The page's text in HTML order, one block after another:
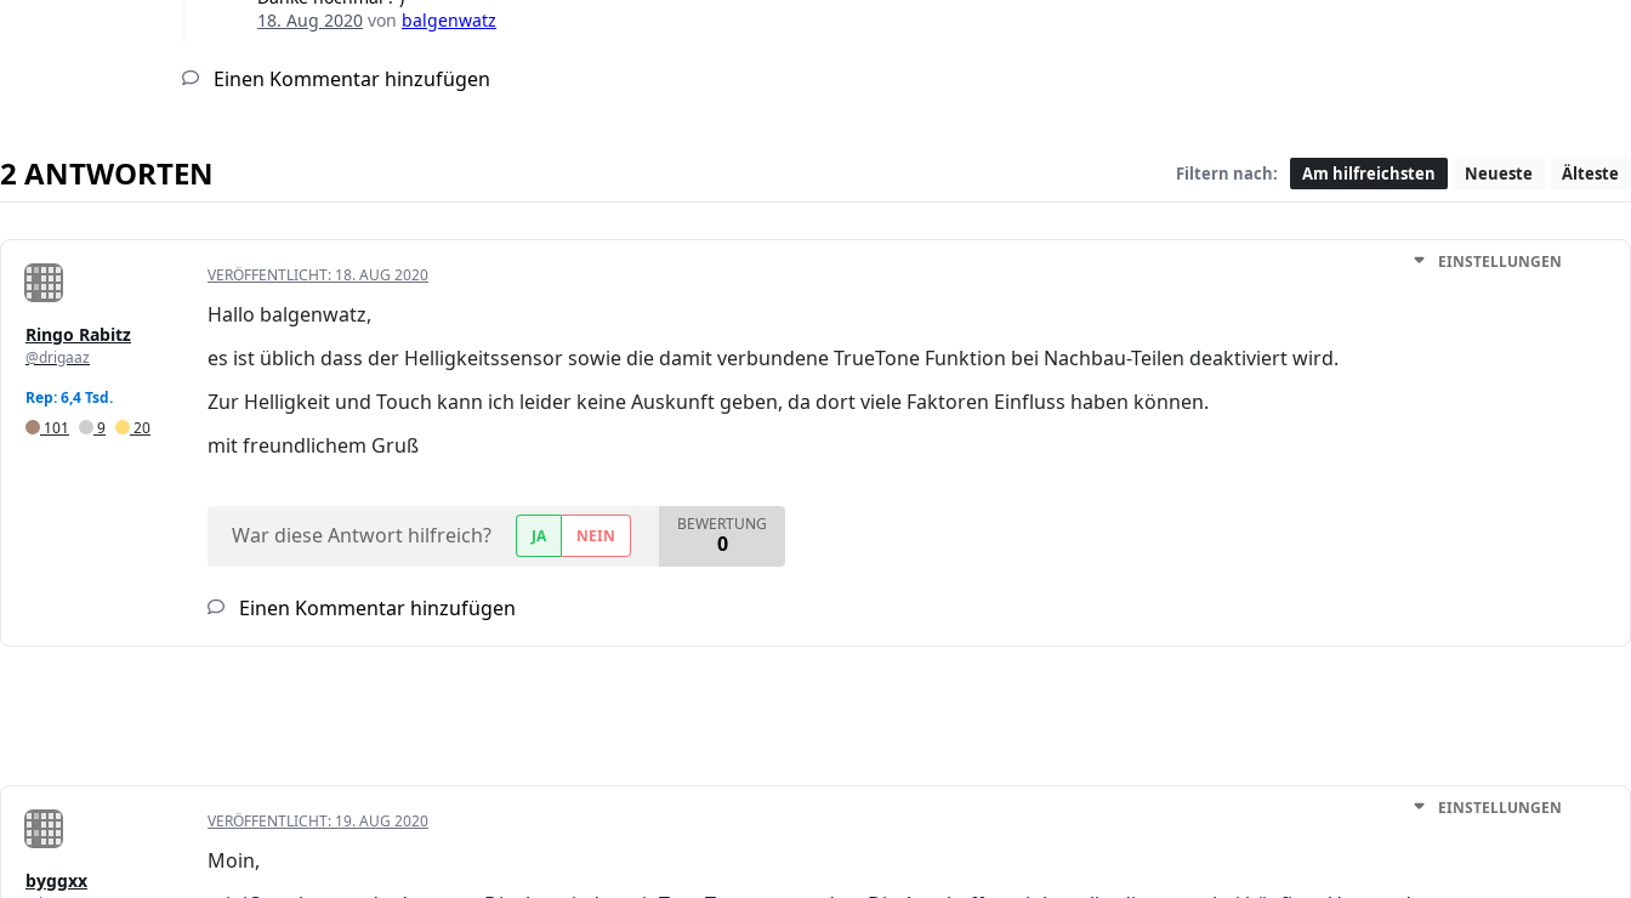
18. Aug 2020 von balgenwatz
Einen Kommentar hinzufügen
2 ANTWORTEN Filtern nach: Am hilfreichsten Neueste Älteste
Ringo Rabitz
@drigaaz
Rep: 6,4 Tsd.
101
9 20
VERÖFFENTLICHT: 18. AUG 2020
EINSTELLUNGEN
Hallo balgenwatz,
es ist üblich dass der Helligkeitssensor sowie die damit verbundene TrueTone Funktion bei Nachbau-Teilen deaktiviert wird.
Zur Helligkeit und Touch kann ich leider keine Auskunft geben, da dort viele Faktoren Einfluss haben können.
mit freundlichem Gruß
War diese Antwort hilfreich? JA NEIN
BEWERTUNG
0
Einen Kommentar hinzufügen
byggxx
VERÖFFENTLICHT: 19. AUG 2020
EINSTELLUNGEN
Moin,